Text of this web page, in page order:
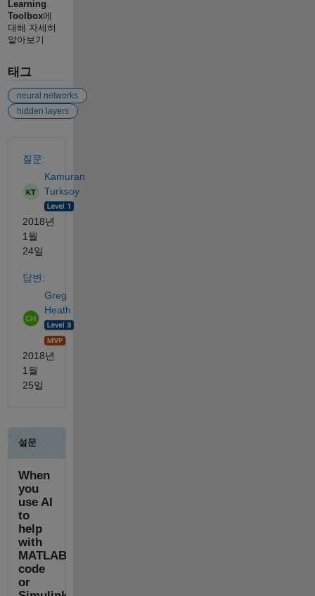
Learning
Toolbox에
대해 자세히
알아보기
태그
neural networks
hidden layers
질문:
Kamuran
Turksoy
2018년
1월
24일
답변:
Greg
Heath
2018년
1월
25일